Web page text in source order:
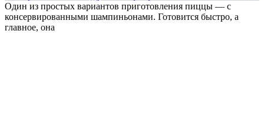
Один из простых вариантов приготовления пиццы — с
консервированными шампиньонами. Готовится быстро, а
главное, она